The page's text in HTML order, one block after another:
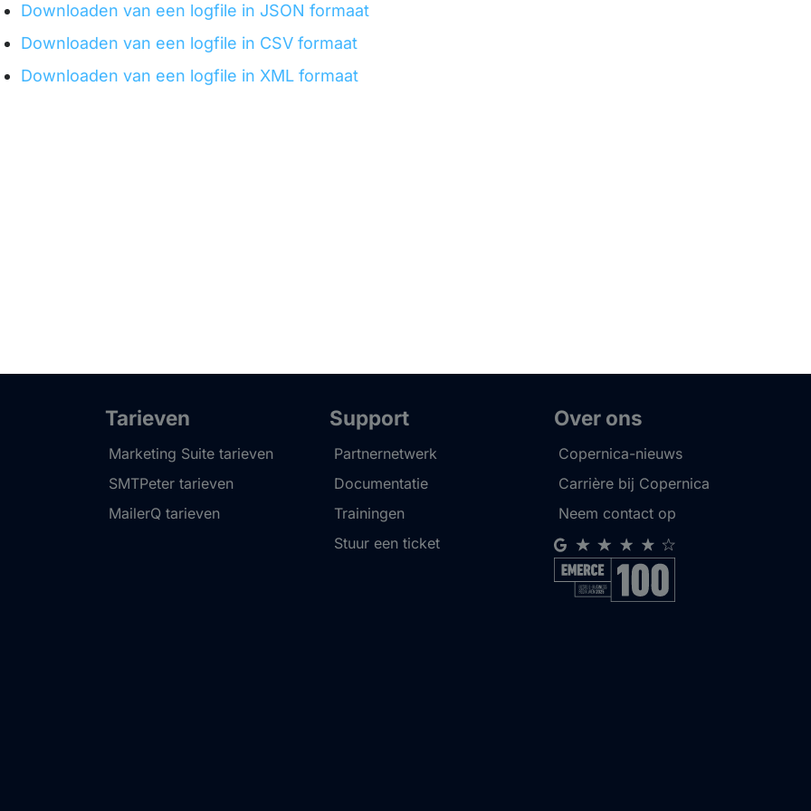
Downloaden van een logfile in JSON formaat
Downloaden van een logfile in CSV formaat
Downloaden van een logfile in XML formaat
Tarieven
Marketing Suite tarieven
SMTPeter tarieven
MailerQ tarieven
Support
Partnernetwerk
Documentatie
Trainingen
Stuur een ticket
Over ons
Copernica-nieuws
Carrière bij Copernica
Neem contact op